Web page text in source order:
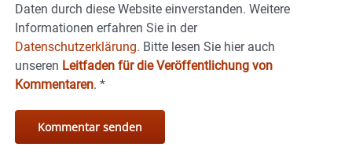
Daten durch diese Website einverstanden. Weitere
Informationen erfahren Sie in der
Datenschutzerklärung. Bitte lesen Sie hier auch
unseren Leitfaden für die Veröffentlichung von
Kommentaren. *